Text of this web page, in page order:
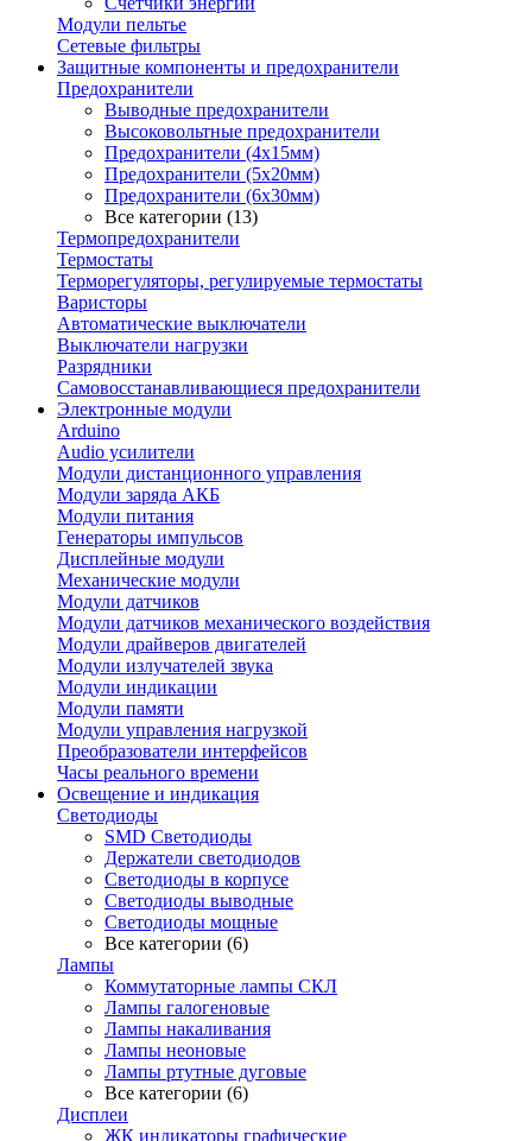
Модули пельтье
Сетевые фильтры
Защитные компоненты и предохранители
Предохранители
Выводные предохранители
Высоковольтные предохранители
Предохранители (4х15мм)
Предохранители (5х20мм)
Предохранители (6х30мм)
Все категории (13)
Термопредохранители
Термостаты
Терморегуляторы, регулируемые термостаты
Варисторы
Автоматические выключатели
Выключатели нагрузки
Разрядники
Самовосстанавливающиеся предохранители
Электронные модули
Arduino
Audio усилители
Модули дистанционного управления
Модули заряда АКБ
Модули питания
Генераторы импульсов
Дисплейные модули
Механические модули
Модули датчиков
Модули датчиков механического воздействия
Модули драйверов двигателей
Модули излучателей звука
Модули индикации
Модули памяти
Модули управления нагрузкой
Преобразователи интерфейсов
Часы реального времени
Освещение и индикация
Светодиоды
SMD Светодиоды
Держатели светодиодов
Светодиоды в корпусе
Светодиоды выводные
Светодиоды мощные
Все категории (6)
Лампы
Коммутаторные лампы СКЛ
Лампы галогеновые
Лампы накаливания
Лампы неоновые
Лампы ртутные дуговые
Все категории (6)
Дисплеи
ЖК индикаторы графические